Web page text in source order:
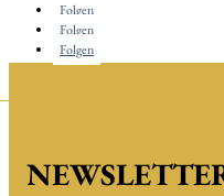
Folgen
Folgen
Folgen